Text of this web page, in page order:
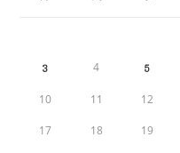
3 4 5
10 11 12
17 18 19